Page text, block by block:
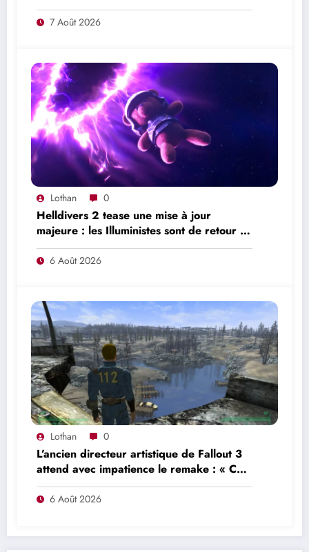
d’un mode en ligne
7 Août 2026
Lothan 0
Helldivers 2 tease une mise à jour
majeure : les Illuministes sont de retour et
une nouvelle offensive se prépare
6 Août 2026
Lothan 0
L’ancien directeur artistique de Fallout 3
attend avec impatience le remake : « Ce
n’était pas du tout le jeu que nous
voulions créer »
6 Août 2026